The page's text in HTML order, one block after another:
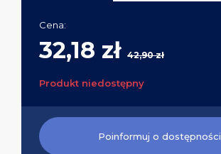
Cena:
32,18 zł 42,90 zł
Produkt niedostępny
Poinformuj o dostępności